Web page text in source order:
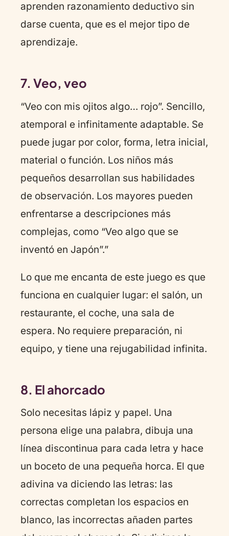
aprenden razonamiento deductivo sin
darse cuenta, que es el mejor tipo de
aprendizaje.
7. Veo, veo
“Veo con mis ojitos algo… rojo”. Sencillo,
atemporal e infinitamente adaptable. Se
puede jugar por color, forma, letra inicial,
material o función. Los niños más
pequeños desarrollan sus habilidades
de observación. Los mayores pueden
enfrentarse a descripciones más
complejas, como “Veo algo que se
inventó en Japón”.”
Lo que me encanta de este juego es que
funciona en cualquier lugar: el salón, un
restaurante, el coche, una sala de
espera. No requiere preparación, ni
equipo, y tiene una rejugabilidad infinita.
8. El ahorcado
Solo necesitas lápiz y papel. Una
persona elige una palabra, dibuja una
línea discontinua para cada letra y hace
un boceto de una pequeña horca. El que
adivina va diciendo las letras: las
correctas completan los espacios en
blanco, las incorrectas añaden partes